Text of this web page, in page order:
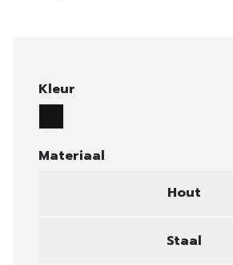
Kleur
Materiaal
Hout
Staal